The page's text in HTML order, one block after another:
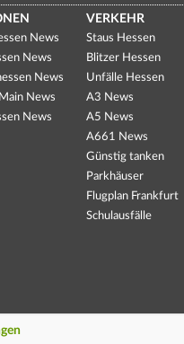
News
News
News
News
News
VERKEHR
Staus Hessen
Blitzer Hessen
Unfälle Hessen
A3 News
A5 News
A661 News
Günstig tanken
Parkhäuser
Flugplan Frankfurt
Schulausfälle